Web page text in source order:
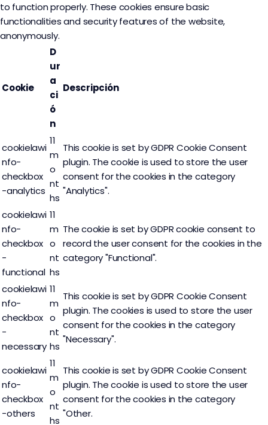
to function properly. These cookies ensure basic
functionalities and security features of the website,
anonymously.
Cookie
D
ur
a
ci
ó
n
Descripción
cookielawi
nfo-
checkbox
-analytics
11
m
o
nt
hs
This cookie is set by GDPR Cookie Consent
plugin. The cookie is used to store the user
consent for the cookies in the category
"Analytics".
cookielawi
nfo-
checkbox
-
functional
11
m
o
nt
hs
The cookie is set by GDPR cookie consent to
record the user consent for the cookies in the
category "Functional".
cookielawi
nfo-
checkbox
-
necessary
11
m
o
nt
hs
This cookie is set by GDPR Cookie Consent
plugin. The cookies is used to store the user
consent for the cookies in the category
"Necessary".
cookielawi
nfo-
checkbox
-others
11
m
o
nt
hs
This cookie is set by GDPR Cookie Consent
plugin. The cookie is used to store the user
consent for the cookies in the category
"Other.